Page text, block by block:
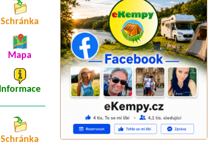
Termín od 2026-08-08 | Molo Nová
2 mista pro 2 stany + 4 dospěli +2 deti
2 misto u vody + el. Prikojka
Schránka
Mapa
Informace
Schránka